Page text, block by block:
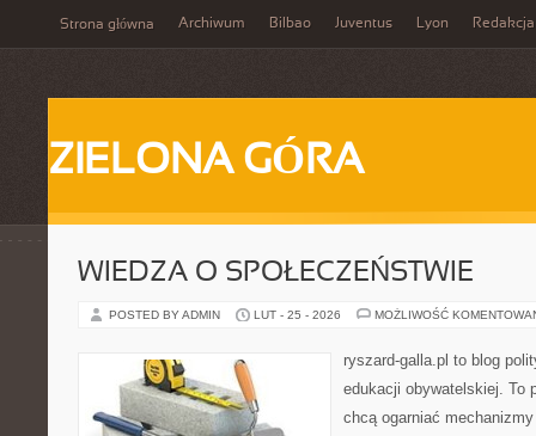
Strona główna Archiwum Bilbao Juventus Lyon Redakcja
ZIELONA GÓRA
WIEDZA O SPOŁECZEŃSTWIE
POSTED BY ADMIN LUT - 25 - 2026 MOŻLIWOŚĆ
ryszard-galla.pl to blog
edukacji obywatelskiej. To
chcą ogarniać